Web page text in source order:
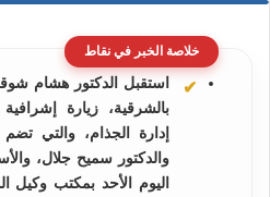
خلاصة الخبر في نقاط
استقبل الدكتور هشام
بالشرقية، زيارة
إدارة الجذام، والتي
والدكتور سميح جلال،
اليوم الأحد بمكتب وكيل